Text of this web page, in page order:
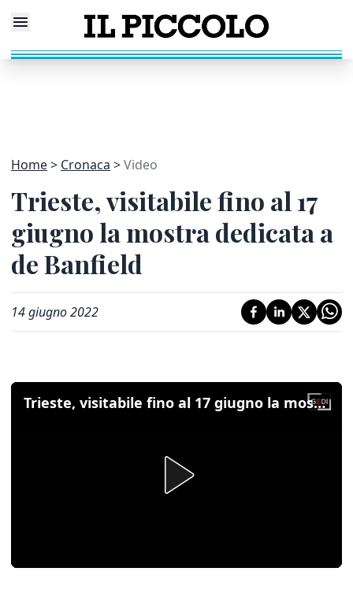
Home Cronaca Video
Trieste, visitabile fino al 17
giugno la mostra dedicata a
de Banfield
14 giugno 2022
Trieste, visitabile fino al 17 giugno la mostra dedicata a de Banfield